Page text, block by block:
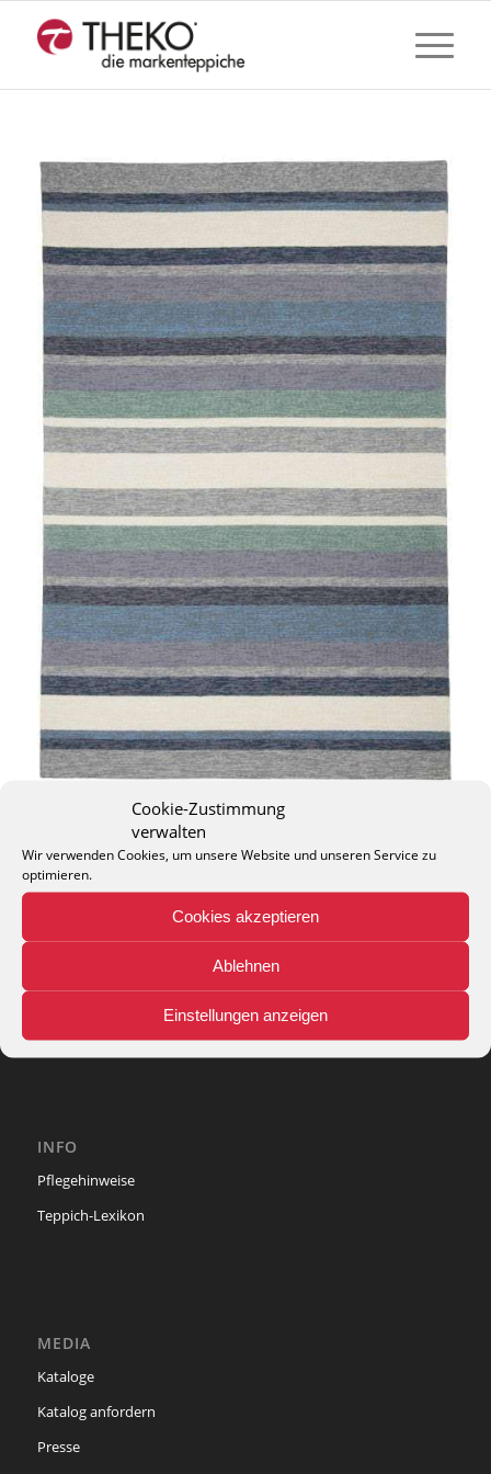
Cookie-Zustimmung
verwalten
Wir verwenden Cookies, um unsere Website und unseren Service zu
optimieren.
Cookies akzeptieren
Ablehnen
Einstellungen anzeigen
THEO KELLER GMBH
info@theko-collection.com
INFO
Pflegehinweise
Teppich-Lexikon
MEDIA
Kataloge
Katalog anfordern
Presse